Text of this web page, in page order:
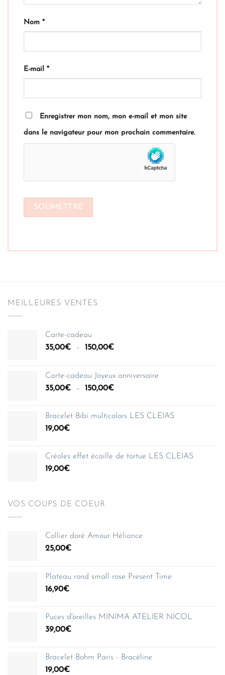
Nom *
E-mail *
Enregistrer mon nom, mon e-mail et mon site
dans le navigateur pour mon prochain commentaire.
MEILLEURES VENTES
Carte-cadeau
35,00€ – 150,00€Plage
35,00€
à
Carte-cadeau Joyeux anniversaire
35,00€ – 150,00€Plage
35,00€
Bracelet Bibi multicolors LES CLEIAS
19,00€
Créoles effet écaille de tortue LES CLEIAS
19,00€
VOS COUPS DE COEUR
Collier doré Amour Héliance
25,00€
Plateau rond small rose Present Time
16,90€
Puces d'oreilles MINIMA ATELIER NICOL
39,00€
Bracelet Bohm Paris - Bracéline
19,00€